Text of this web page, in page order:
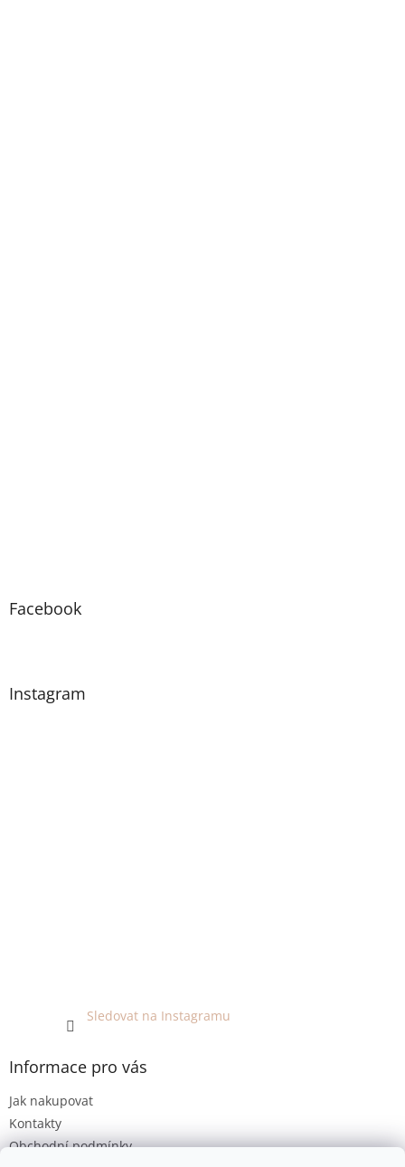
Facebook
Instagram
Sledovat na Instagramu
Informace pro vás
Jak nakupovat
Kontakty
Obchodní podmínky